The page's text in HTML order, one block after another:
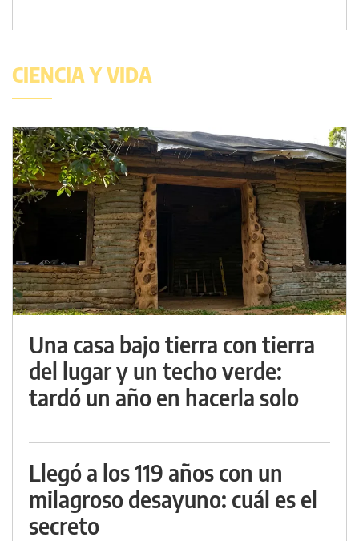
CIENCIA Y VIDA
Una casa bajo tierra con tierra
del lugar y un techo verde:
tardó un año en hacerla solo
Llegó a los 119 años con un
milagroso desayuno: cuál es el
secreto